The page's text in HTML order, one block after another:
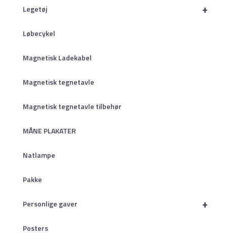
+
Legetøj
Løbecykel
Magnetisk Ladekabel
Magnetisk tegnetavle
Magnetisk tegnetavle tilbehør
MÅNE PLAKATER
Natlampe
Pakke
+
Personlige gaver
Posters